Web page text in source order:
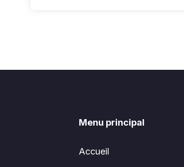
Menu principal
Accueil